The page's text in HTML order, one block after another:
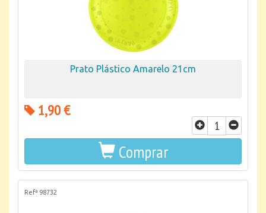
Prato Plástico Amarelo 21cm
1,90 €
Comprar
Refª 98732